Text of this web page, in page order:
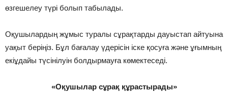
өзгешелеу түрі болып табылады.
Оқушылардың жұмыс туралы сұрақтарды дауыстап айтуына
уақыт беріңіз. Бұл бағалау үдерісін іске қосуға және ұғымның
екіұдайы түсінілуін болдырмауға көмектеседі.
«Оқушылар сұрақ құрастырады»